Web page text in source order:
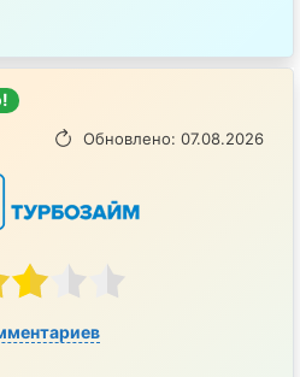
Обновлено: 07.08.2026